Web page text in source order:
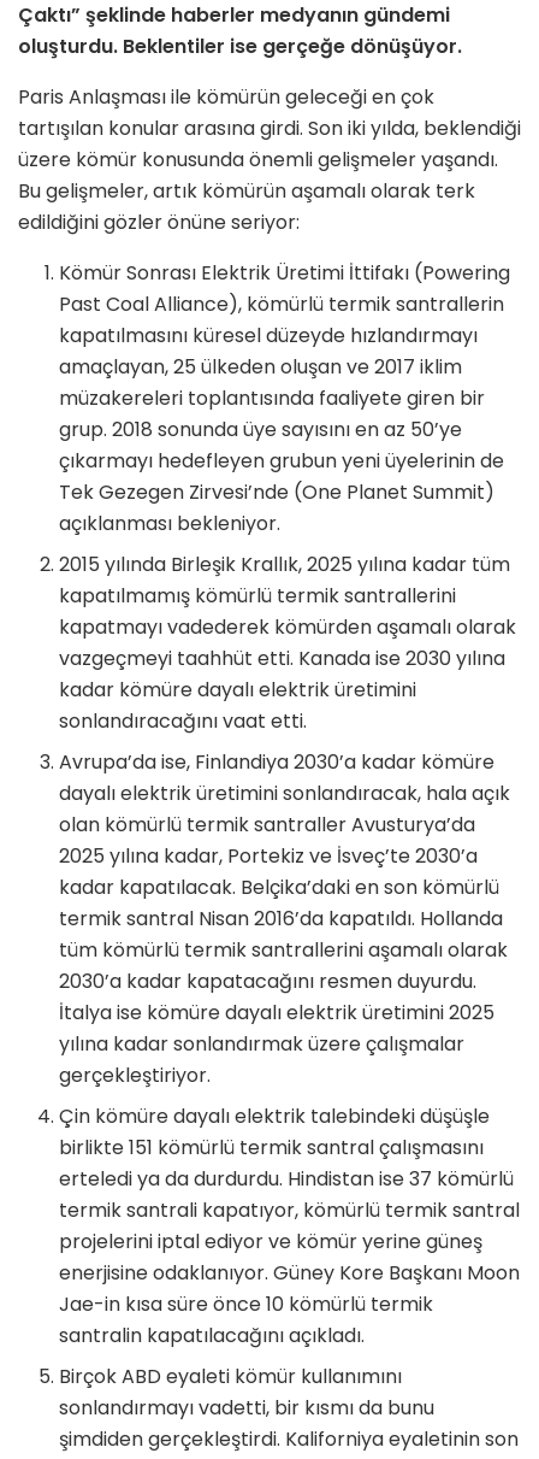
Çaktı” şeklinde haberler medyanın gündemi
oluşturdu. Beklentiler ise gerçeğe dönüşüyor.
Paris Anlaşması ile kömürün geleceği en çok
tartışılan konular arasına girdi. Son iki yılda, beklendiği
üzere kömür konusunda önemli gelişmeler yaşandı.
Bu gelişmeler, artık kömürün aşamalı olarak terk
edildiğini gözler önüne seriyor:
Kömür Sonrası Elektrik Üretimi İttifakı (Powering
Past Coal Alliance), kömürlü termik santrallerin
kapatılmasını küresel düzeyde hızlandırmayı
amaçlayan, 25 ülkeden oluşan ve 2017 iklim
müzakereleri toplantısında faaliyete giren bir
grup. 2018 sonunda üye sayısını en az 50’ye
çıkarmayı hedefleyen grubun yeni üyelerinin de
Tek Gezegen Zirvesi’nde (One Planet Summit)
açıklanması bekleniyor.
2015 yılında Birleşik Krallık, 2025 yılına kadar tüm
kapatılmamış kömürlü termik santrallerini
kapatmayı vadederek kömürden aşamalı olarak
vazgeçmeyi taahhüt etti. Kanada ise 2030 yılına
kadar kömüre dayalı elektrik üretimini
sonlandıracağını vaat etti.
Avrupa’da ise, Finlandiya 2030’a kadar kömüre
dayalı elektrik üretimini sonlandıracak, hala açık
olan kömürlü termik santraller Avusturya’da
2025 yılına kadar, Portekiz ve İsveç’te 2030’a
kadar kapatılacak. Belçika’daki en son kömürlü
termik santral Nisan 2016’da kapatıldı. Hollanda
tüm kömürlü termik santrallerini aşamalı olarak
2030’a kadar kapatacağını resmen duyurdu.
İtalya ise kömüre dayalı elektrik üretimini 2025
yılına kadar sonlandırmak üzere çalışmalar
gerçekleştiriyor.
Çin kömüre dayalı elektrik talebindeki düşüşle
birlikte 151 kömürlü termik santral çalışmasını
erteledi ya da durdurdu. Hindistan ise 37 kömürlü
termik santrali kapatıyor, kömürlü termik santral
projelerini iptal ediyor ve kömür yerine güneş
enerjisine odaklanıyor. Güney Kore Başkanı Moon
Jae-in kısa süre önce 10 kömürlü termik
santralin kapatılacağını açıkladı.
Birçok ABD eyaleti kömür kullanımını
sonlandırmayı vadetti, bir kısmı da bunu
şimdiden gerçekleştirdi. Kaliforniya eyaletinin son